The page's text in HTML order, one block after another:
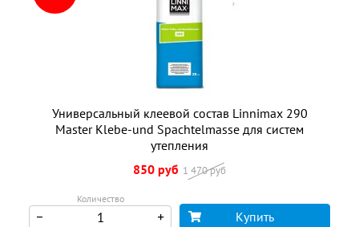
Универсальный клеевой состав Linnimax 290
Master Klebe-und Spachtelmasse для систем
утепления
850 руб 1 470 руб
Количество
Купить